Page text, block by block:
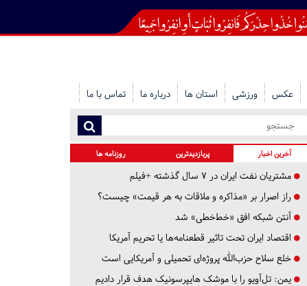
عکس ورزشی استان ها درباره ما تماس با ما
آخرین اخبار پربازدیدترین روزنامه ها
مشتریان نفت ایران در ۷ سال گذشته +فیلم
راز اصرار بر «مذاکره و ملاقات به هر قیمت» چیست؟
آنتن شبکه افق «خط‌خطی» شد
اقتصاد ایران تحت تاثیر قطعنامه‌ها یا تحریم‌ آمریکا
خلع سلاح حزب‌الله پروژه‌ای تحمیلی و آمریکایی است
یمن: تل‌آویو را با موشک هایپرسونیک هدف قرار دادیم